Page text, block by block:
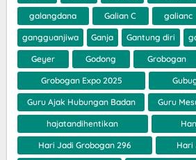
galangdana Galian C galianc
gangguanjiwa Ganja Gantung diri
Geyer Godong Grobogan
Grobogan Expo 2025
Guru Ajak Hubungan Badan Guru
hajatandihentikan
Hari Jadi Grobogan 296 Hari